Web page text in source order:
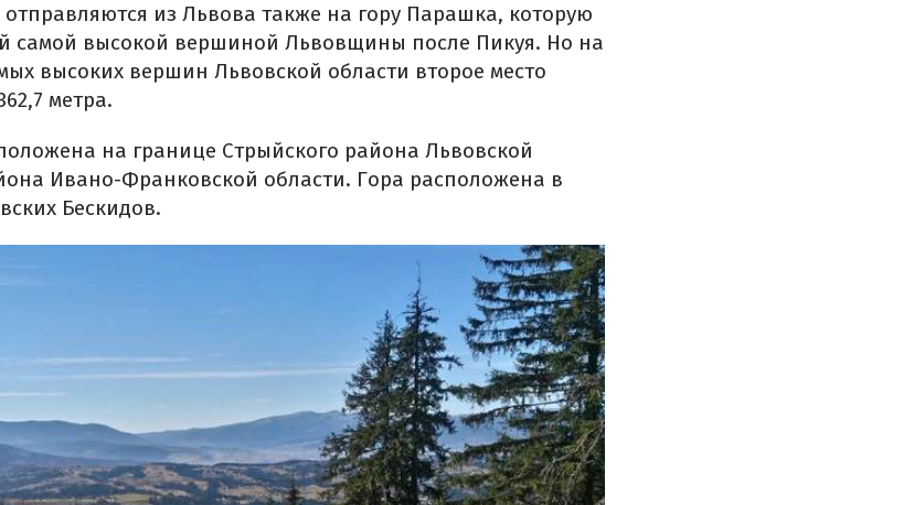
из Львова также на гору Парашка, которую
самой высокой вершиной Львовщины после Пикуя. Но на
высоких вершин Львовской области второе место
метра.
на границе Стрыйского района Львовской
Ивано-Франковской области. Гора расположена в
Бескидов.